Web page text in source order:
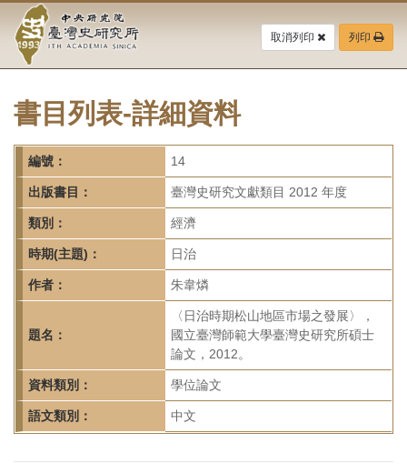
要
中
央
研
究
院-
臺
灣
史
研
究
所-
首
頁
取消列印 列印
書目列表-詳細資料
編號： 14
出版書目： 臺灣史研究文獻類目 2012 年度
類別： 經濟
時期(主題)： 日治
作者： 朱韋燐
題名：
〈日治時期松山地區市場之發展〉，
國立臺灣師範大學臺灣史研究所碩士
論文，2012。
資料類別： 學位論文
語文類別： 中文